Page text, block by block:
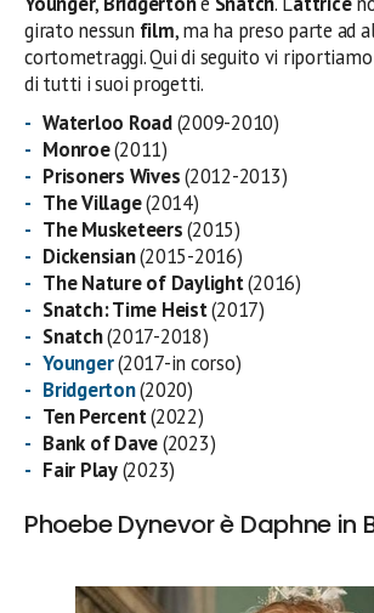
girato nessun film, ma ha preso parte ad
cortometraggi. Qui di seguito vi
di tutti i suoi progetti.
Waterloo Road(2009-2010)
Monroe(2011)
Prisoners Wives(2012-2013)
The Village(2014)
The Musketeers(2015)
Dickensian(2015-2016)
The Nature of Daylight(2016)
Snatch: Time Heist(2017)
Snatch(2017-2018)
Younger(2017-in corso)
Bridgerton(2020)
Ten Percent(2022)
Bank of Dave(2023)
Fair Play(2023)
Phoebe Dynevor è Daphne in